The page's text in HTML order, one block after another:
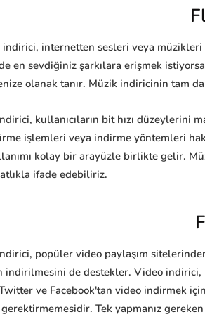
internetten sesleri veya müzikleri
en sevdiğiniz şarkılara erişmek
olanak tanır. Müzik indiricinin tam
kullanıcıların bit hızı düzeylerini
işlemleri veya indirme yöntemleri
kolay bir arayüzle birlikte gelir.
ifade edebiliriz.
popüler video paylaşım
indirilmesini de destekler. Video
ve Facebook'tan video indirmek
Tek yapmanız